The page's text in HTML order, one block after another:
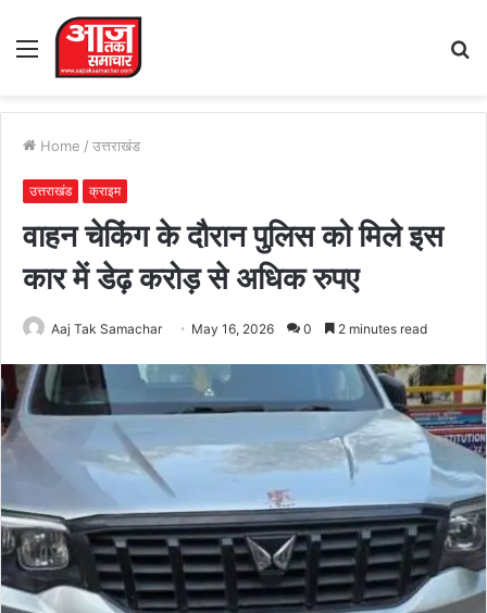
Menu
Home / उत्तराखंड
उत्तराखंड क्राइम
वाहन चेकिंग के दौरान पुलिस को मिले इस
कार में डेढ़ करोड़ से अधिक रुपए
Aaj Tak Samachar May 16, 2026 0 2 minutes read